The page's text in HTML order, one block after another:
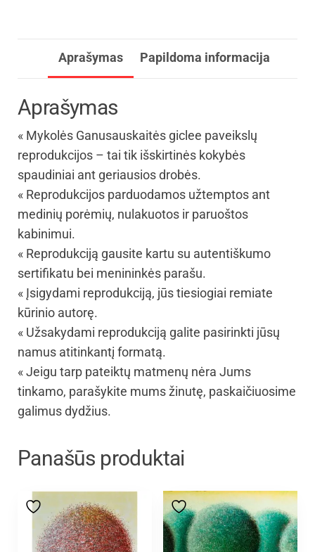
Aprašymas Papildoma informacija
Aprašymas
« Mykolės Ganusauskaitės giclee paveikslų
reprodukcijos – tai tik išskirtinės kokybės
spaudiniai ant geriausios drobės.
« Reprodukcijos parduodamos užtemptos ant
medinių porėmių, nulakuotos ir paruoštos
kabinimui.
« Reprodukciją gausite kartu su autentiškumo
sertifikatu bei menininkės parašu.
« Įsigydami reprodukciją, jūs tiesiogiai remiate
kūrinio autorę.
« Užsakydami reprodukciją galite pasirinkti jūsų
namus atitinkantį formatą.
« Jeigu tarp pateiktų matmenų nėra Jums
tinkamo, parašykite mums žinutę, paskaičiuosime
galimus dydžius.
Panašūs produktai